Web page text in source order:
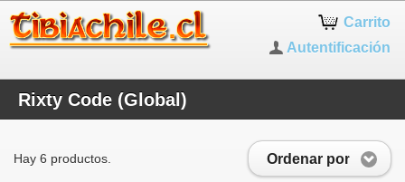
Carrito
Autentificación
Rixty Code (Global)
Ordenar por
Hay 6 productos.